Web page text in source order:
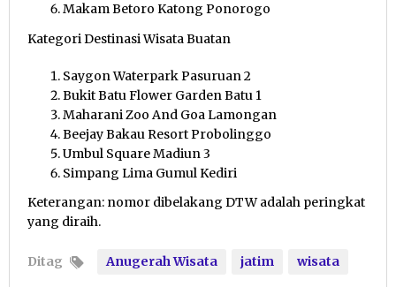
Makam Betoro Katong Ponorogo
Kategori Destinasi Wisata Buatan
Saygon Waterpark Pasuruan 2
Bukit Batu Flower Garden Batu 1
Maharani Zoo And Goa Lamongan
Beejay Bakau Resort Probolinggo
Umbul Square Madiun 3
Simpang Lima Gumul Kediri
Keterangan: nomor dibelakang DTW adalah peringkat
yang diraih.
Ditag Anugerah Wisata jatim wisata